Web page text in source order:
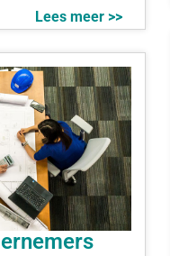
Lees meer >>